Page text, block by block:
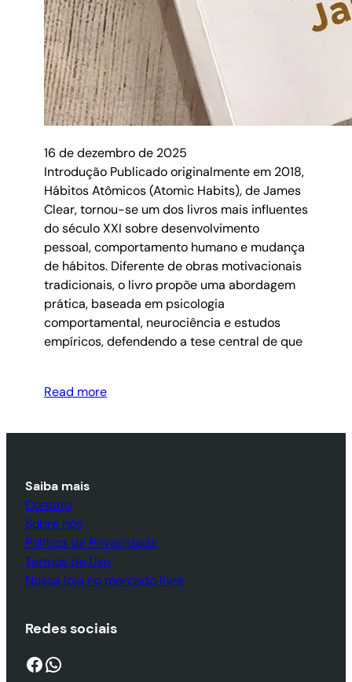
16 de dezembro de 2025
Introdução Publicado originalmente em 2018,
Hábitos Atômicos (Atomic Habits), de James
Clear, tornou-se um dos livros mais influentes
do século XXI sobre desenvolvimento
pessoal, comportamento humano e mudança
de hábitos. Diferente de obras motivacionais
tradicionais, o livro propõe uma abordagem
prática, baseada em psicologia
comportamental, neurociência e estudos
empíricos, defendendo a tese central de que
Read more
Saiba mais
Contato
Sobre nós
Política de Privacidade
Termos de Uso
Nossa loja no mercado livre
Redes sociais
Facebook WhatsApp